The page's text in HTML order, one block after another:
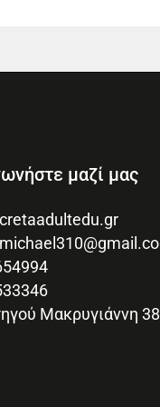
μαζί μας
Μακρυγιάννη